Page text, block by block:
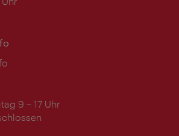
9 – 17 Uhr